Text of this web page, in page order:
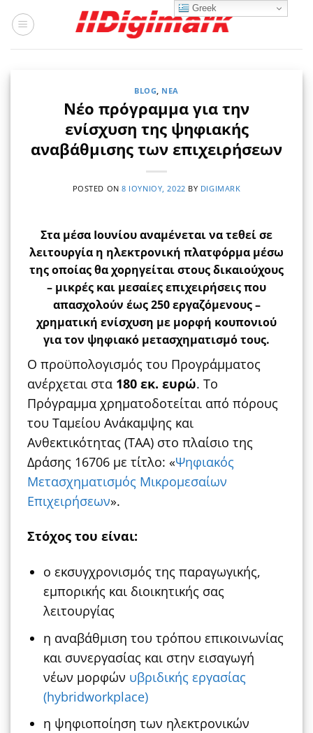
στο
BLOG, ΝΈΑ
Νέο πρόγραμμα για την
ενίσχυση της ψηφιακής
αναβάθμισης των επιχειρήσεων
POSTED ON8 ΙΟΥΝΊΟΥ, 2022 BY DIGIMARK
Στα μέσα Ιουνίου αναμένεται να τεθεί σε
λειτουργία η ηλεκτρονική πλατφόρμα μέσω
της οποίας θα χορηγείται στους δικαιούχους
– μικρές και μεσαίες επιχειρήσεις που
απασχολούν έως 250 εργαζόμενους –
χρηματική ενίσχυση με μορφή κουπονιού
για τον ψηφιακό μετασχηματισμότους.
Ο προϋπολογισμός του Προγράμματος
ανέρχεται στα 180 εκ. ευρώ. Το
Πρόγραμμα χρηματοδοτείται από πόρους
του Ταμείου Ανάκαμψης και
Ανθεκτικότητας (TAA) στο πλαίσιο της
Δράσης 16706 με τίτλο: «Ψηφιακός
Μετασχηματισμός Μικρομεσαίων
Επιχειρήσεων».
Στόχος του είναι:
ο εκσυγχρονισμός της παραγωγικής,
εμπορικής και διοικητικής σας
λειτουργίας
η αναβάθμιση του τρόπου επικοινωνίας
και συνεργασίας και στην εισαγωγή
νέων μορφών υβριδικής εργασίας
(hybridworkplace)
η ψηφιοποίηση των ηλεκτρονικών
Greek